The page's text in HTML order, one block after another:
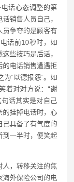
话心态调整的第
销售人员自己，
员争夺的是顾客有
话前10秒时，如
些技巧是后话，
的电话销售遭遇拒
“以德报怨”。如
着对对方说：“谢
话其实是对自己
的挂掉电话时，心
己具备了有气度的
到一半时，便笑起
人，转移关注的焦
海外保险公司的电